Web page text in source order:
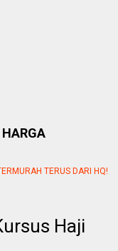
HARGA
TERUS DARI HQ!
Haji